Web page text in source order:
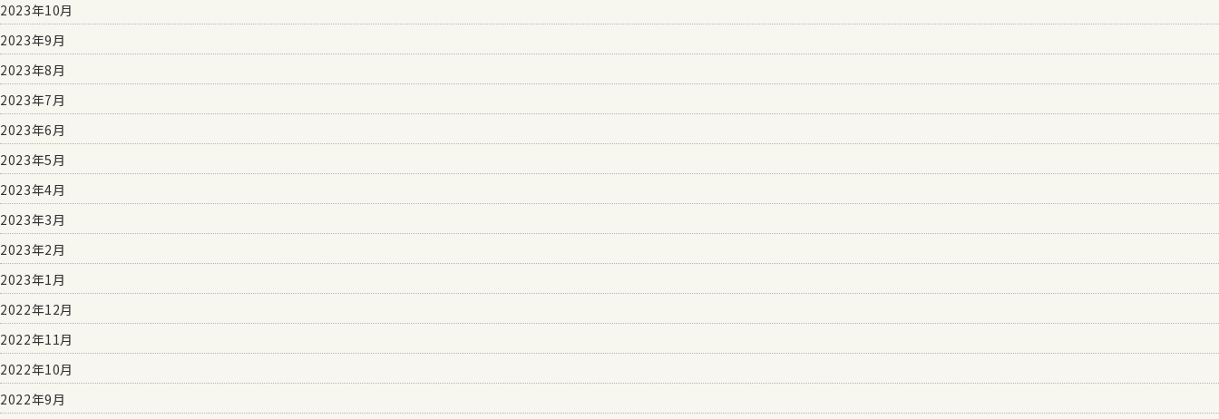
2023年10月
2023年9月
2023年8月
2023年7月
2023年6月
2023年5月
2023年4月
2023年3月
2023年2月
2023年1月
2022年12月
2022年11月
2022年10月
2022年9月